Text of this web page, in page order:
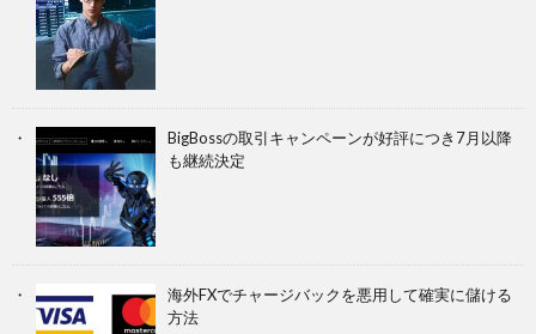
BigBossの取引キャンペーンが好評につき7月以降
も継続決定
海外FXでチャージバックを悪用して確実に儲ける
方法